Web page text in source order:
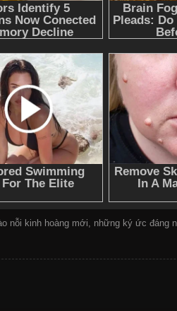
nỗi kinh hoàng mới, những ký ức đáng